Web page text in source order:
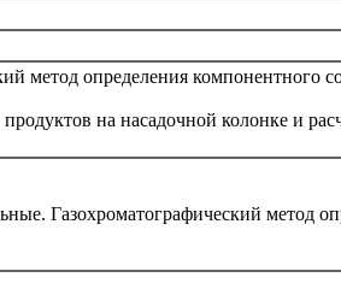
метод определения компонентного
на насадочной колонке и
Газохроматографический метод